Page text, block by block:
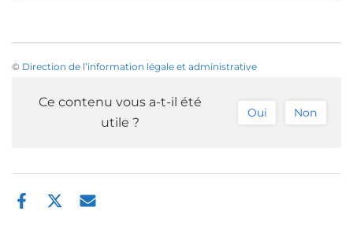
© Direction de l’information légale et administrative
Ce contenu vous a-t-il été
utile ?
Oui Non